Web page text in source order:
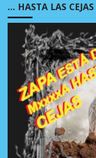
… HASTA LAS CEJAS